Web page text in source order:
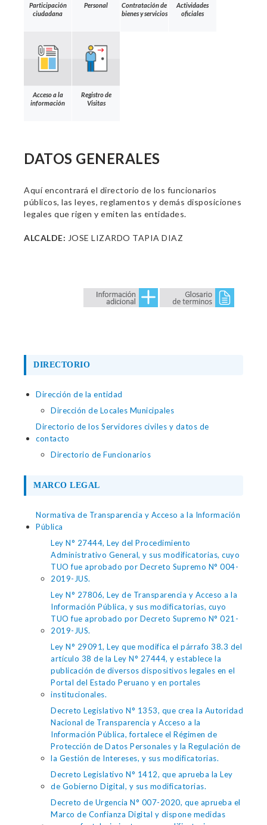
Participación
ciudadana
Personal
Contratación de
bienes y servicios
Actividades
oficiales
Acceso a la
información
Registro de
Visitas
DATOS GENERALES
Aquí encontrará el directorio de los funcionarios
públicos, las leyes, reglamentos y demás disposiciones
legales que rigen y emiten las entidades.
ALCALDE: JOSE LIZARDO TAPIA DIAZ
DIRECTORIO
Dirección de la entidad
Dirección de Locales Municipales
Directorio de los Servidores civiles y datos de
contacto
Directorio de Funcionarios
MARCO LEGAL
Normativa de Transparencia y Acceso a la Información
Pública
Ley N° 27444, Ley del Procedimiento
Administrativo General, y sus modificatorias, cuyo
TUO fue aprobado por Decreto Supremo N° 004-
2019-JUS.
Ley N° 27806, Ley de Transparencia y Acceso a la
Información Pública, y sus modificatorias, cuyo
TUO fue aprobado por Decreto Supremo N° 021-
2019-JUS.
Ley N° 29091, Ley que modifica el párrafo 38.3 del
artículo 38 de la Ley N° 27444, y establece la
publicación de diversos dispositivos legales en el
Portal del Estado Peruano y en portales
institucionales.
Decreto Legislativo N° 1353, que crea la Autoridad
Nacional de Transparencia y Acceso a la
Información Pública, fortalece el Régimen de
Protección de Datos Personales y la Regulación de
la Gestión de Intereses, y sus modificatorias.
Decreto Legislativo N° 1412, que aprueba la Ley
de Gobierno Digital, y sus modificatorias.
Decreto de Urgencia N° 007-2020, que aprueba el
Marco de Confianza Digital y dispone medidas